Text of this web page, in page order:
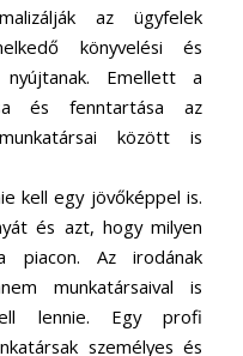
az ügyfelek
könyvelési és
nyújtanak. Emellett a
és fenntartása az
között is
kell egy jövőképpel is.
és azt, hogy milyen
piacon. Az irodának
munkatársaival is
lennie. Egy profi
személyes és